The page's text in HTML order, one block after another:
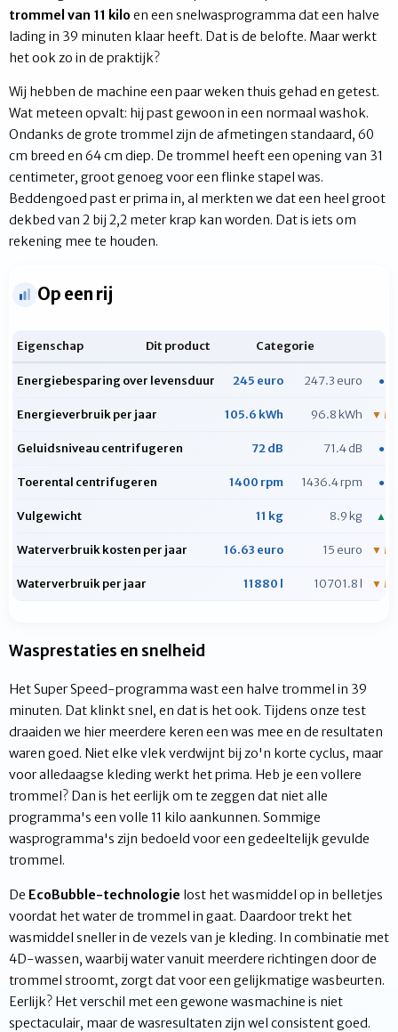
trommel van 11 kilo en een snelwasprogramma dat een halve
lading in 39 minuten klaar heeft. Dat is de belofte. Maar werkt
het ook zo in de praktijk?
Wij hebben de machine een paar weken thuis gehad en getest.
Wat meteen opvalt: hij past gewoon in een normaal washok.
Ondanks de grote trommel zijn de afmetingen standaard, 60
cm breed en 64 cm diep. De trommel heeft een opening van 31
centimeter, groot genoeg voor een flinke stapel was.
Beddengoed past er prima in, al merkten we dat een heel groot
dekbed van 2 bij 2,2 meter krap kan worden. Dat is iets om
rekening mee te houden.
Op een rij
Eigenschap Dit product Categorie
Energiebesparing over levensduur 245 euro 247.3 euro ●
Energieverbruik per jaar 105.6 kWh 96.8 kWh ▼
Geluidsniveau centrifugeren 72 dB 71.4 dB ●
Toerental centrifugeren 1400 rpm 1436.4 rpm ●
Vulgewicht 11 kg 8.9 kg ▲
Waterverbruik kosten per jaar 16.63 euro 15 euro ▼
Waterverbruik per jaar 11880 l 10701.8 l ▼
Wasprestaties en snelheid
Het Super Speed-programma wast een halve trommel in 39
minuten. Dat klinkt snel, en dat is het ook. Tijdens onze test
draaiden we hier meerdere keren een was mee en de resultaten
waren goed. Niet elke vlek verdwijnt bij zo'n korte cyclus, maar
voor alledaagse kleding werkt het prima. Heb je een vollere
trommel? Dan is het eerlijk om te zeggen dat niet alle
programma's een volle 11 kilo aankunnen. Sommige
wasprogramma's zijn bedoeld voor een gedeeltelijk gevulde
trommel.
De EcoBubble-technologie lost het wasmiddel op in belletjes
voordat het water de trommel in gaat. Daardoor trekt het
wasmiddel sneller in de vezels van je kleding. In combinatie met
4D-wassen, waarbij water vanuit meerdere richtingen door de
trommel stroomt, zorgt dat voor een gelijkmatige wasbeurten.
Eerlijk? Het verschil met een gewone wasmachine is niet
spectaculair, maar de wasresultaten zijn wel consistent goed.